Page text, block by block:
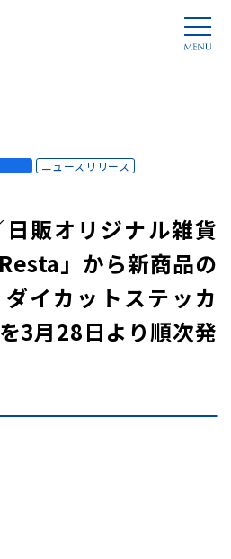
ニュースリリース
販オリジナル雑貨
」から新商品の
イカットステッカ
3月28日より順次発